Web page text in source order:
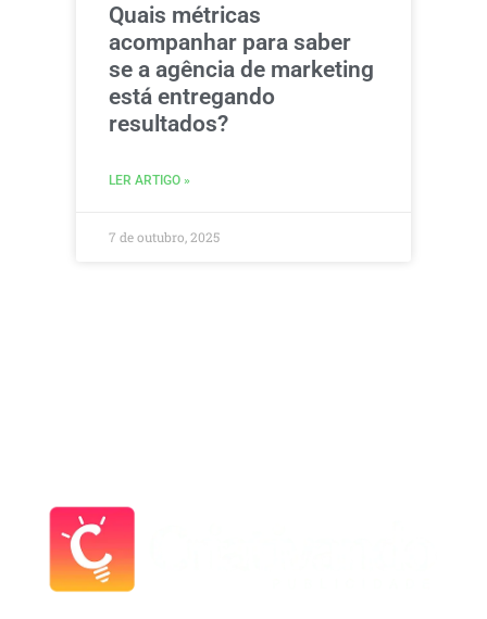
Quais métricas
acompanhar para saber
se a agência de marketing
está entregando
resultados?
LER ARTIGO »
7 de outubro, 2025